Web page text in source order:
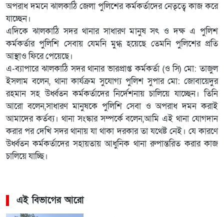
অপরাধ দমনে ঝালকাঠি জেলা পুলিশের কর্মকর্তাদের নেতৃত্বে কাজ করে
যাচ্ছেন।
এদিকে ঝালকাঠি সদর থানার সাধারণ মানুষ সৎ ও দক্ষ এ পুলিশ
কর্মকর্তার পুলিশি সেবায় যেমনি মুগ্ধ হয়েছে তেমনি পুলিশের প্রতি
আস্থাও ফিরে পেয়েছে।
এ-ব্যাপারে ঝালকাঠি সদর থানার ভারপ্রাপ্ত কর্মকর্তা (ও সি) মো: তাজুল
ইসলাম বলেন, থানা কার্যক্রম সুযোগ্য পুলিশ সুপার মো: জোবায়েদুর
রহমান সহ উর্ধ্বতন কর্মকর্তাদের নির্দেশনায় চালিয়ে যাচ্ছেন। তিনি
আরো বলেন,সাধারণ মানুষকে পুলিশি সেবা ও অপরাধ দমন করাই
আমাদের কর্তব্য। থানা সংস্কার সম্পর্কে বলেন,আমি এই থানা যোগদান
করার পর দেখি সদর থানায় যা থাকা দরকার তা যথেষ্ট নেই। যে কারণে
উর্ধ্বতন কর্মকর্তাদের সহায়তায় আধুনিক থানা রুপান্তরিত করার কাজ
চালিয়ে যাচ্ছি।
এই বিভাগের আরো